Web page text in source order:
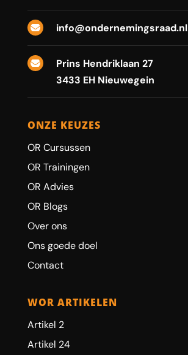
 info@ondernemingsraad.nl

Prins Hendriklaan 27
3433 EH Nieuwegein
ONZE KEUZES
OR Cursussen
OR Trainingen
OR Advies
OR Blogs
Over ons
Ons goede doel
Contact
WOR ARTIKELEN
Artikel 2
Artikel 24